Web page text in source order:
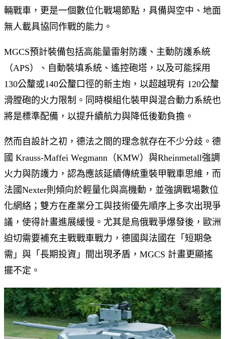
輛戰車，更是一個數位化戰場節點，具備與空中、地面
無人載具協同作戰的能力。
MGCS預計裝備包括高能量雷射防護、主動防護系統
（APS）、自動裝填系統、遙控砲塔，以及可能採用
130公釐或140公釐口徑的新主炮，以超越現有 120公釐
滑膛砲的火力限制。同時模組化裝甲與混合動力系統也
將是標準配備，以提升續航力與降低後勤負擔。
然而自設計之初，德法之間的理念就存在不少分歧。德
國 Krauss-Maffei Wegmann（KMW）與Rheinmetall強調
火力與防護力，認為應該延續傳統重裝甲戰車思維，而
法國Nexter則傾向於輕量化與高機動，並強調戰場數位
化網絡；雙方在產業分工與技術優先順序上多次出現爭
議，使得計畫進展緩慢。尤其是烏俄戰爭爆發後，歐洲
迫切需要補充主戰戰車戰力，德國與法國在「短期急
需」與「長期投資」間出現矛盾，MGCS 計畫更顯搖
擺不定。